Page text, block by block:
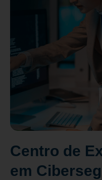
Centro de
em